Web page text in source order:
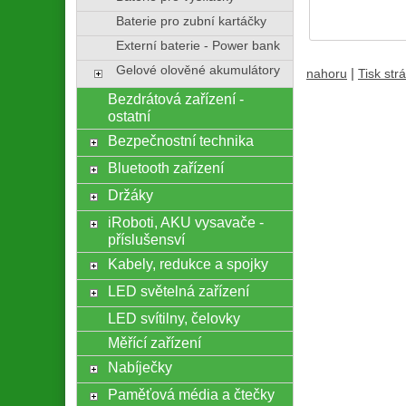
nahoru Tisk
Baterie pro zubní kartáčky
Externí baterie - Power bank
Gelové olověné akumulátory
Bezdrátová zařízení -
ostatní
Bezpečnostní technika
Bluetooth zařízení
Držáky
iRoboti, AKU vysavače -
příslušensví
Kabely, redukce a spojky
LED světelná zařízení
LED svítilny, čelovky
Měřící zařízení
Nabíječky
Paměťová média a čtečky